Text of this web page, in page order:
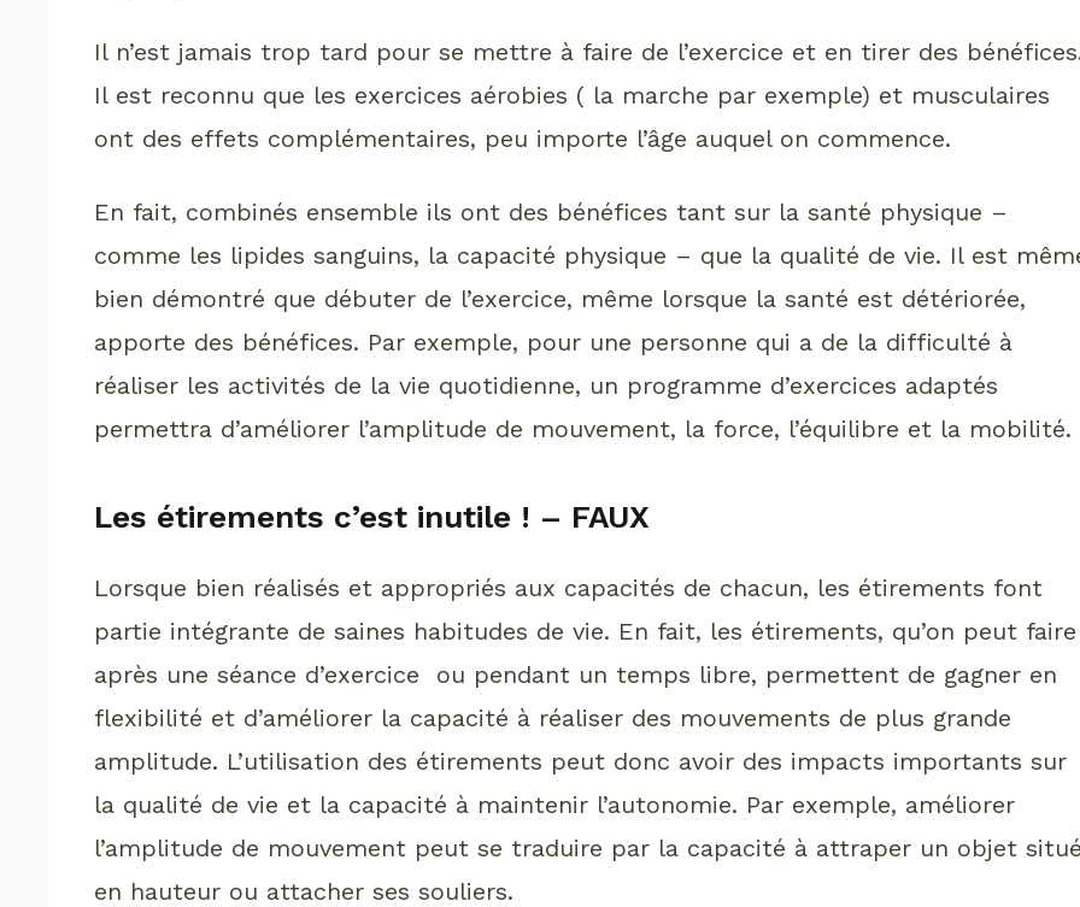
Il n’est jamais trop tard pour se mettre à faire de l’exercice et en tirer des
Il est reconnu que les exercices aérobies ( la marche par exemple) et musculaires
ont des effets complémentaires, peu importe l’âge auquel on commence.
En fait, combinés ensemble ils ont des bénéfices tant sur la santé physique –
comme les lipides sanguins, la capacité physique – que la qualité de vie. Il est
bien démontré que débuter de l’exercice, même lorsque la santé est détériorée,
apporte des bénéfices. Par exemple, pour une personne qui a de la difficulté à
réaliser les activités de la vie quotidienne, un programme d’exercices adaptés
permettra d’améliorer l’amplitude de mouvement, la force, l’équilibre et la mobilité.
Les étirements c’est inutile ! – FAUX
Lorsque bien réalisés et appropriés aux capacités de chacun, les étirements font
partie intégrante de saines habitudes de vie. En fait, les étirements, qu’on peut faire
après une séance d’exercice ou pendant un temps libre, permettent de gagner en
flexibilité et d’améliorer la capacité à réaliser des mouvements de plus grande
amplitude. L’utilisation des étirements peut donc avoir des impacts importants sur
la qualité de vie et la capacité à maintenir l’autonomie. Par exemple, améliorer
l’amplitude de mouvement peut se traduire par la capacité à attraper un objet
en hauteur ou attacher ses souliers.